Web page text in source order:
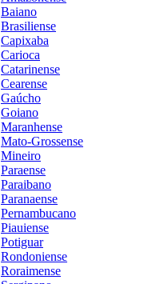
Baiano
Brasiliense
Capixaba
Carioca
Catarinense
Cearense
Gaúcho
Goiano
Maranhense
Mato-Grossense
Mineiro
Paraense
Paraibano
Paranaense
Pernambucano
Piauiense
Potiguar
Rondoniense
Roraimense